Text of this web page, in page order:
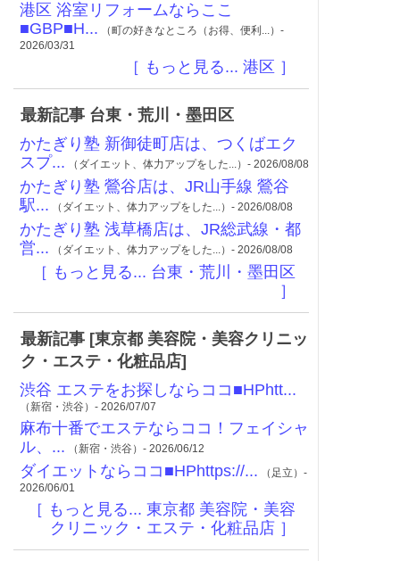
港区 浴室リフォームならここ
■GBP■H... （町の好きなところ（お得、便利...）-
2026/03/31
［ もっと見る... 港区 ］
最新記事 台東・荒川・墨田区
かたぎり塾 新御徒町店は、つくばエク
スプ... （ダイエット、体力アップをした...）- 2026/08/08
かたぎり塾 鶯谷店は、JR山手線 鶯谷
駅... （ダイエット、体力アップをした...）- 2026/08/08
かたぎり塾 浅草橋店は、JR総武線・都
営... （ダイエット、体力アップをした...）- 2026/08/08
［ もっと見る... 台東・荒川・墨田区
］
最新記事 [東京都 美容院・美容クリニッ
ク・エステ・化粧品店]
渋谷 エステをお探しならココ■HPhtt...
（新宿・渋谷）- 2026/07/07
麻布十番でエステならココ！フェイシャ
ル、... （新宿・渋谷）- 2026/06/12
ダイエットならココ■HPhttps://... （足立）-
2026/06/01
［ もっと見る... 東京都 美容院・美容
クリニック・エステ・化粧品店 ］